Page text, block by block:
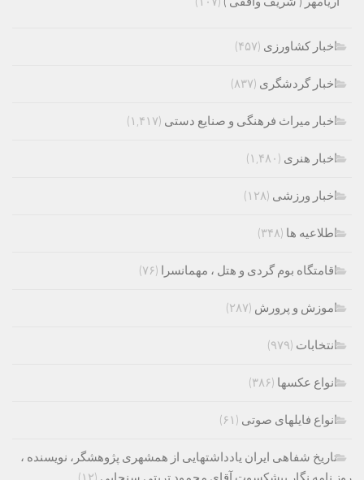
اخبار کشاورزی (۴۵۷)
اخبار گردشگری (۸۳۷)
اخبار میراث فرهنگی و صنایع دستی (۱,۴۱۷)
اخبار هنری (۱,۴۸۰)
اخبار ورزشی (۱۲۸)
اطلاعیه ها (۳۴۸)
اقامتگاه بوم گردی و هتل ، مهمانسرا (۷۶)
اموزش و پرورش (۲۸۷)
انتخابات (۹۷۹)
انواع عکسها (۳۸۶)
انواع فایلهای صوتی (۶۱)
تاریخ شفاهی ایران یادداشتهایی از همشهری پژوهشگر، نویسنده ،